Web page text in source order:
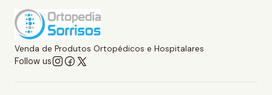
Venda de Produtos Ortopédicos e Hospitalares
Follow us